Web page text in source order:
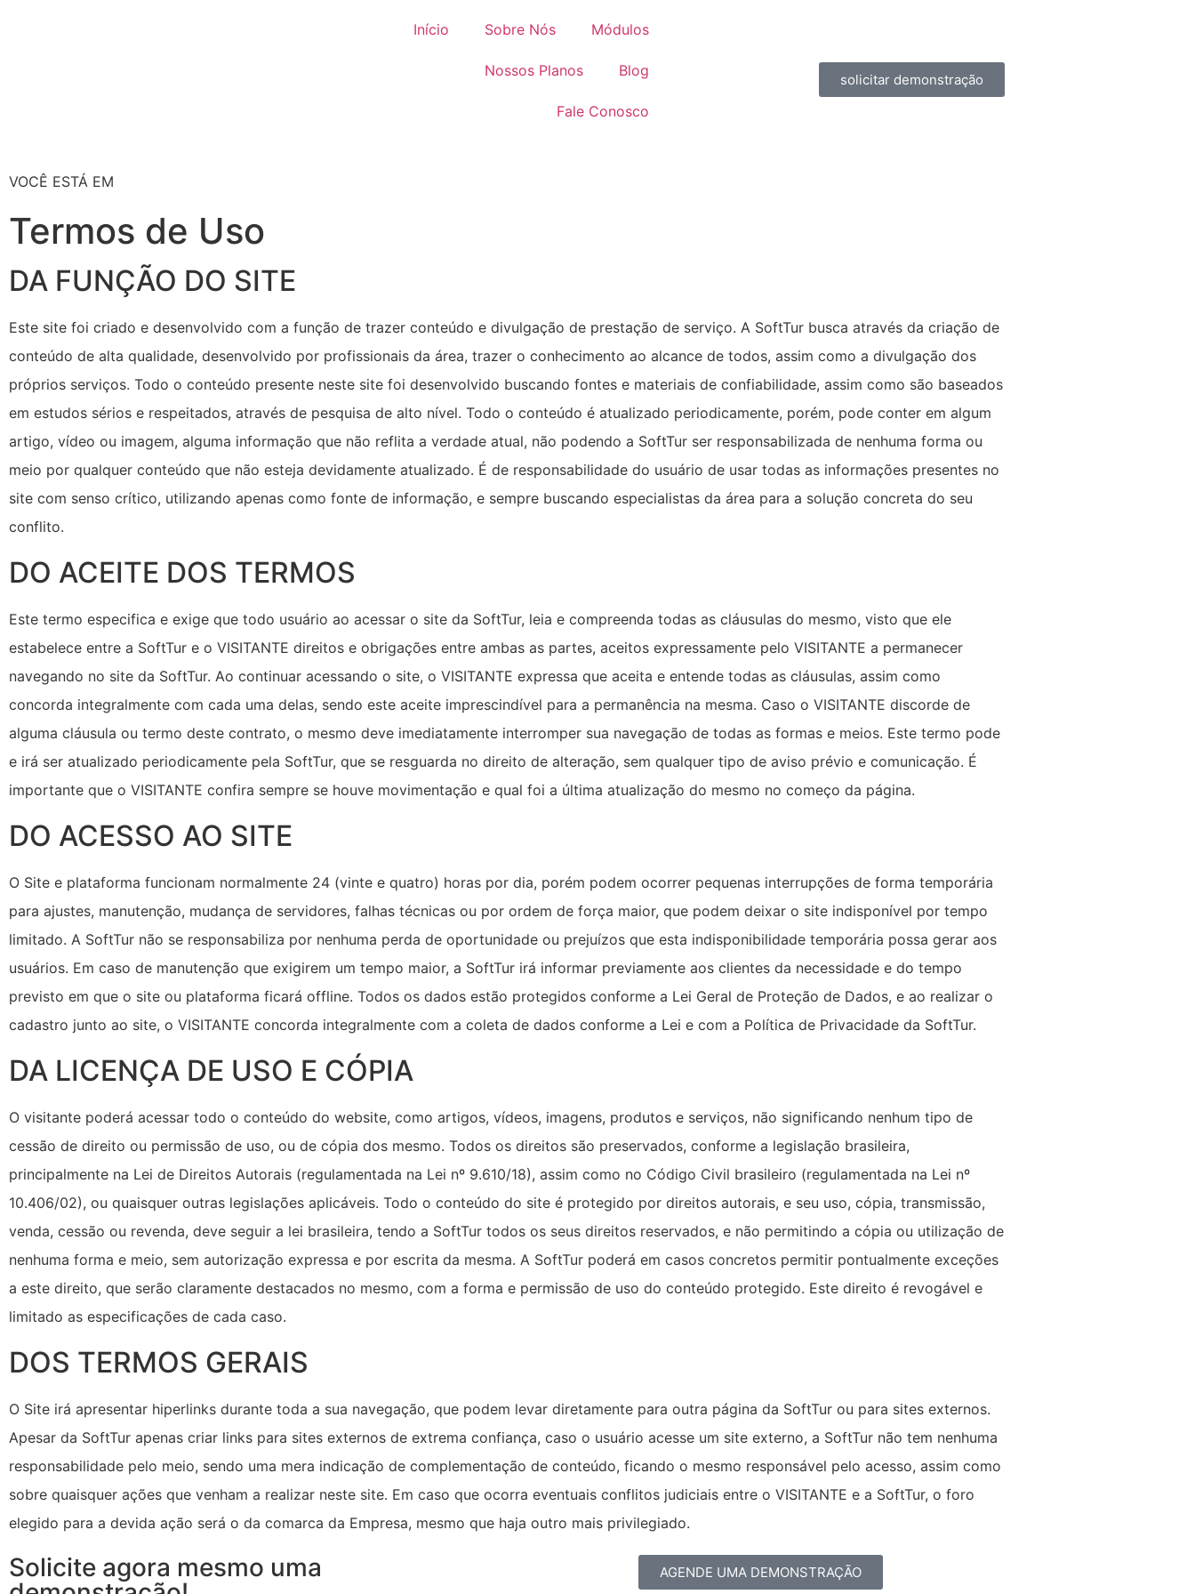
Início Sobre Nós Módulos
Nossos Planos Blog
Fale Conosco
solicitar demonstração
VOCÊ ESTÁ EM
Termos de Uso
DA FUNÇÃO DO SITE
Este site foi criado e desenvolvido com a função de trazer conteúdo e divulgação de prestação de serviço. A SoftTur busca através da criação de
conteúdo de alta qualidade, desenvolvido por profissionais da área, trazer o conhecimento ao alcance de todos, assim como a divulgação dos
próprios serviços. Todo o conteúdo presente neste site foi desenvolvido buscando fontes e materiais de confiabilidade, assim como são baseados
em estudos sérios e respeitados, através de pesquisa de alto nível. Todo o conteúdo é atualizado periodicamente, porém, pode conter em algum
artigo, vídeo ou imagem, alguma informação que não reflita a verdade atual, não podendo a SoftTur ser responsabilizada de nenhuma forma ou
meio por qualquer conteúdo que não esteja devidamente atualizado. É de responsabilidade do usuário de usar todas as informações presentes no
site com senso crítico, utilizando apenas como fonte de informação, e sempre buscando especialistas da área para a solução concreta do seu
conflito.
DO ACEITE DOS TERMOS
Este termo especifica e exige que todo usuário ao acessar o site da SoftTur, leia e compreenda todas as cláusulas do mesmo, visto que ele
estabelece entre a SoftTur e o VISITANTE direitos e obrigações entre ambas as partes, aceitos expressamente pelo VISITANTE a permanecer
navegando no site da SoftTur. Ao continuar acessando o site, o VISITANTE expressa que aceita e entende todas as cláusulas, assim como
concorda integralmente com cada uma delas, sendo este aceite imprescindível para a permanência na mesma. Caso o VISITANTE discorde de
alguma cláusula ou termo deste contrato, o mesmo deve imediatamente interromper sua navegação de todas as formas e meios. Este termo pode
e irá ser atualizado periodicamente pela SoftTur, que se resguarda no direito de alteração, sem qualquer tipo de aviso prévio e comunicação. É
importante que o VISITANTE confira sempre se houve movimentação e qual foi a última atualização do mesmo no começo da página.
DO ACESSO AO SITE
O Site e plataforma funcionam normalmente 24 (vinte e quatro) horas por dia, porém podem ocorrer pequenas interrupções de forma temporária
para ajustes, manutenção, mudança de servidores, falhas técnicas ou por ordem de força maior, que podem deixar o site indisponível por tempo
limitado. A SoftTur não se responsabiliza por nenhuma perda de oportunidade ou prejuízos que esta indisponibilidade temporária possa gerar aos
usuários. Em caso de manutenção que exigirem um tempo maior, a SoftTur irá informar previamente aos clientes da necessidade e do tempo
previsto em que o site ou plataforma ficará offline. Todos os dados estão protegidos conforme a Lei Geral de Proteção de Dados, e ao realizar o
cadastro junto ao site, o VISITANTE concorda integralmente com a coleta de dados conforme a Lei e com a Política de Privacidade da SoftTur.
DA LICENÇA DE USO E CÓPIA
O visitante poderá acessar todo o conteúdo do website, como artigos, vídeos, imagens, produtos e serviços, não significando nenhum tipo de
cessão de direito ou permissão de uso, ou de cópia dos mesmo. Todos os direitos são preservados, conforme a legislação brasileira,
principalmente na Lei de Direitos Autorais (regulamentada na Lei nº 9.610/18), assim como no Código Civil brasileiro (regulamentada na Lei nº
10.406/02), ou quaisquer outras legislações aplicáveis. Todo o conteúdo do site é protegido por direitos autorais, e seu uso, cópia, transmissão,
venda, cessão ou revenda, deve seguir a lei brasileira, tendo a SoftTur todos os seus direitos reservados, e não permitindo a cópia ou utilização de
nenhuma forma e meio, sem autorização expressa e por escrita da mesma. A SoftTur poderá em casos concretos permitir pontualmente exceções
a este direito, que serão claramente destacados no mesmo, com a forma e permissão de uso do conteúdo protegido. Este direito é revogável e
limitado as especificações de cada caso.
DOS TERMOS GERAIS
O Site irá apresentar hiperlinks durante toda a sua navegação, que podem levar diretamente para outra página da SoftTur ou para sites externos.
Apesar da SoftTur apenas criar links para sites externos de extrema confiança, caso o usuário acesse um site externo, a SoftTur não tem nenhuma
responsabilidade pelo meio, sendo uma mera indicação de complementação de conteúdo, ficando o mesmo responsável pelo acesso, assim como
sobre quaisquer ações que venham a realizar neste site. Em caso que ocorra eventuais conflitos judiciais entre o VISITANTE e a SoftTur, o foro
elegido para a devida ação será o da comarca da Empresa, mesmo que haja outro mais privilegiado.
Solicite agora mesmo uma
AGENDE UMA DEMONSTRAÇÃO